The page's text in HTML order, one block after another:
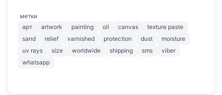
метки
арт
artwork painting oil canvas
texture paste
sand
relief varnished protection dust
moisture
uv rays
size worldwide shipping sms
viber
whatsapp